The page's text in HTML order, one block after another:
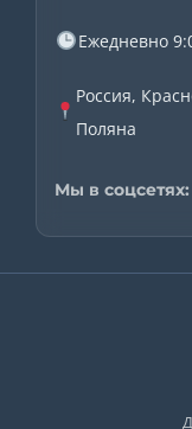
Ежедневно
Россия,
Поляна
Мы в соцсетях: